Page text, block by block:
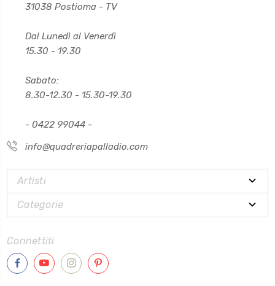
31038 Postioma - TV
Dal Lunedì al Venerdì
15.30 - 19.30
Sabato:
8.30-12.30 - 15.30-19.30
- 0422 99044 -
info@quadreriapalladio.com
Artisti
Categorie
Connettiti